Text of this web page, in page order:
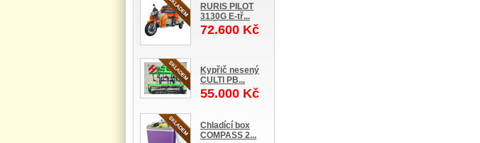
RURIS PILOT
3130G E-tř...
72.600 Kč
Kypřič nesený
CULTI PB...
55.000 Kč
Chladící box
COMPASS 2...